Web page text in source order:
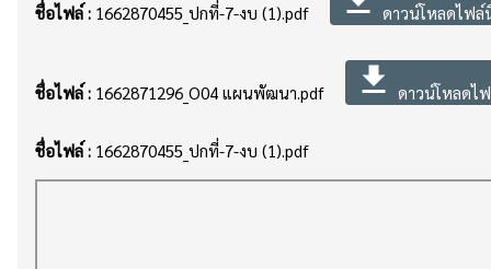
ชื่อไฟล์ : 1662870455_ปกที่-7-งบ (1).pdf ดาวน์โหลดไฟล์
ชื่อไฟล์ : 1662871296_O04 แผนพัฒนา.pdf file_download ดาวน์โหลดไ
ชื่อไฟล์ : 1662870455_ปกที่-7-งบ (1).pdf